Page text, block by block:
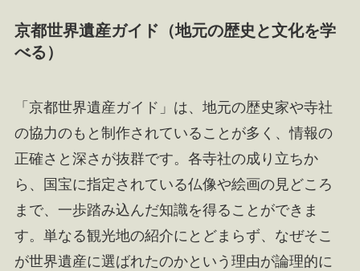
京都世界遺産ガイド（地元の歴史と文化を学
べる）
「京都世界遺産ガイド」は、地元の歴史家や寺社
の協力のもと制作されていることが多く、情報の
正確さと深さが抜群です。各寺社の成り立ちか
ら、国宝に指定されている仏像や絵画の見どころ
まで、一歩踏み込んだ知識を得ることができま
す。単なる観光地の紹介にとどまらず、なぜそこ
が世界遺産に選ばれたのかという理由が論理的に